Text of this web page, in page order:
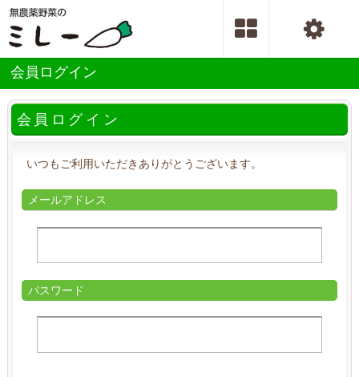
会員ログイン
会員ログイン
いつもご利用いただきありがとうございます。
メールアドレス
パスワード